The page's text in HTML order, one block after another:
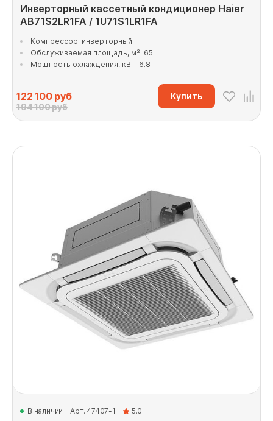
Инверторный кассетный кондиционер Haier
AB71S2LR1FA / 1U71S1LR1FA
Компрессор: инверторный
Обслуживаемая площадь, м²: 65
Мощность охлаждения, кВт: 6.8
122 100руб
194 100 руб
Купить
В наличии Арт. 47407-1 5.0